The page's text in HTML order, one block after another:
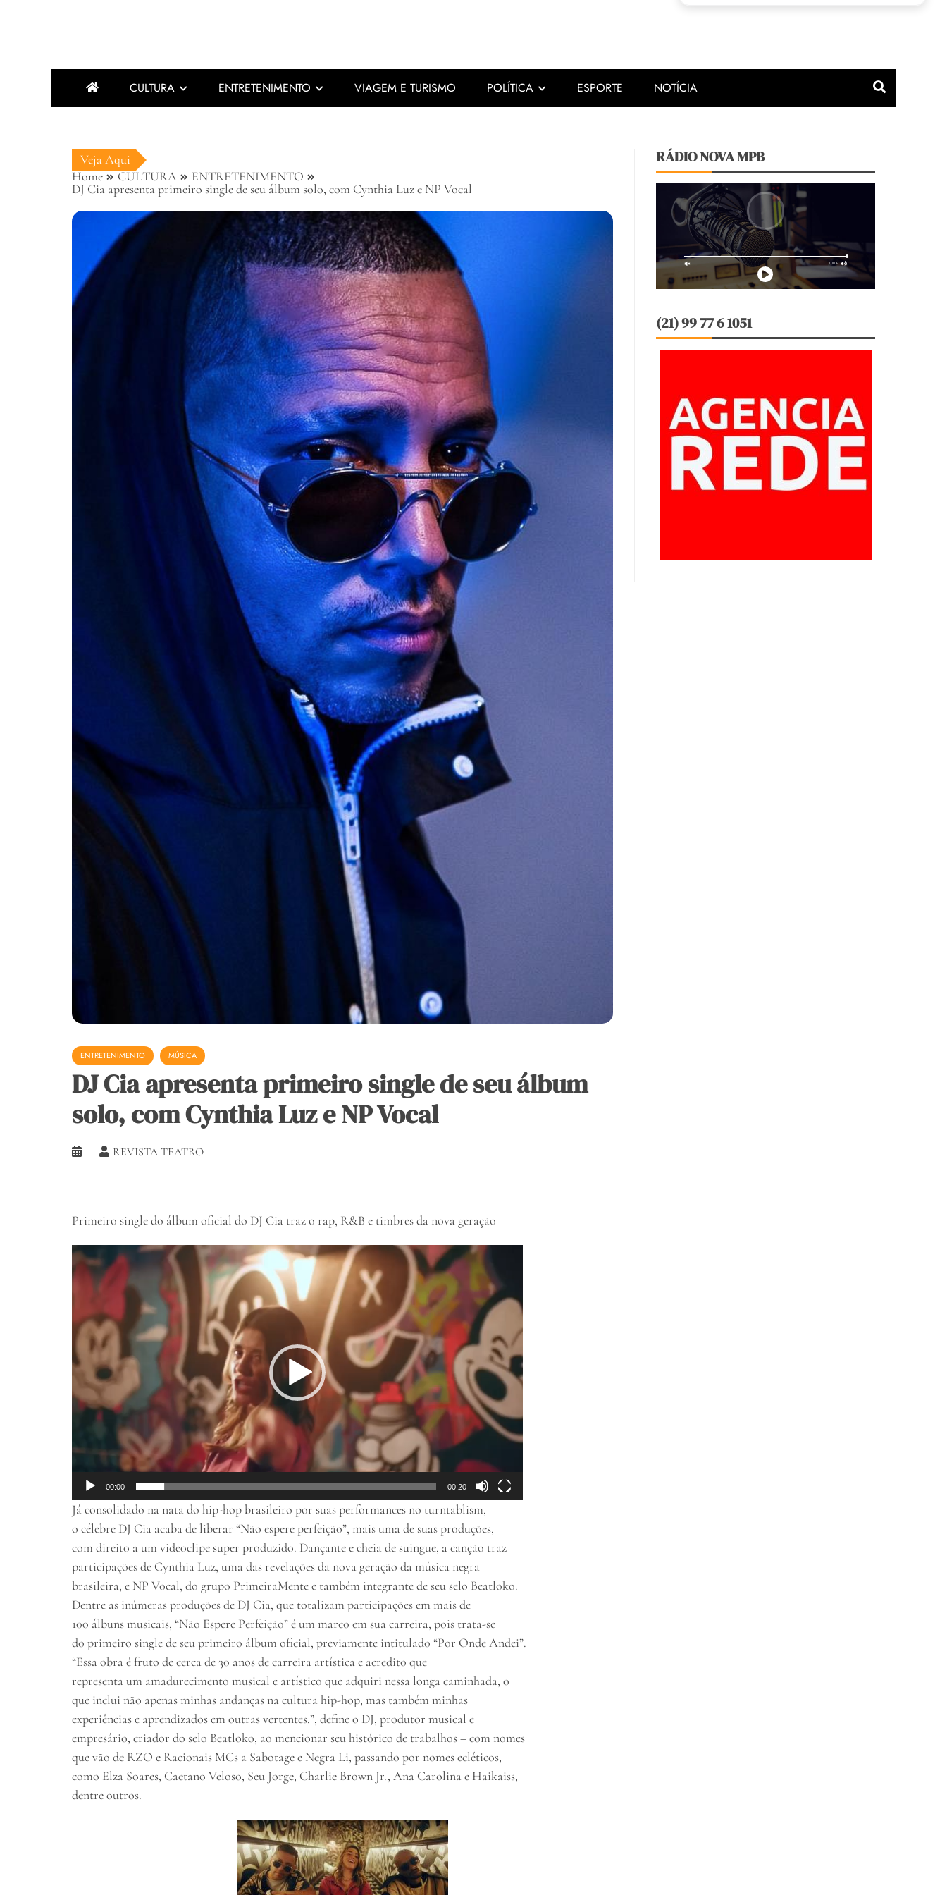
CULTURA ENTRETENIMENTO VIAGEM E TURISMO POLÍTICA ESPORTE NOTÍCIA
Veja Aqui
Home
CULTURA
ENTRETENIMENTO
DJ Cia apresenta primeiro single de seu álbum solo, com Cynthia Luz e NP Vocal
ENTRETENIMENTO MÚSICA
DJ Cia apresenta primeiro single de seu álbum
solo, com Cynthia Luz e NP Vocal
REVISTA TEATRO
Primeiro single do álbum oficial do DJ Cia traz o rap, R&B e timbres da nova geração
Tocador
de
vídeo
00:00 00:20
Já consolidado na nata do hip-hop brasileiro por suas performances no turntablism,
o célebre DJ Cia acaba de liberar “Não espere perfeição”, mais uma de suas produções,
com direito a um videoclipe super produzido. Dançante e cheia de suingue, a canção traz
participações de Cynthia Luz, uma das revelações da nova geração da música negra
brasileira, e NP Vocal, do grupo PrimeiraMente e também integrante de seu selo Beatloko.
Dentre as inúmeras produções de DJ Cia, que totalizam participações em mais de
100 álbuns musicais, “Não Espere Perfeição” é um marco em sua carreira, pois trata-se
do primeiro single de seu primeiro álbum oficial, previamente intitulado “Por Onde Andei”.
“Essa obra é fruto de cerca de 30 anos de carreira artística e acredito que
representa um amadurecimento musical e artístico que adquiri nessa longa caminhada, o
que inclui não apenas minhas andanças na cultura hip-hop, mas também minhas
experiências e aprendizados em outras vertentes.”, define o DJ, produtor musical e
empresário, criador do selo Beatloko, ao mencionar seu histórico de trabalhos – com nomes
que vão de RZO e Racionais MCs a Sabotage e Negra Li, passando por nomes ecléticos,
como Elza Soares, Caetano Veloso, Seu Jorge, Charlie Brown Jr., Ana Carolina e Haikaiss,
dentre outros.
RÁDIO NOVA MPB
(21) 99 77 6 1051